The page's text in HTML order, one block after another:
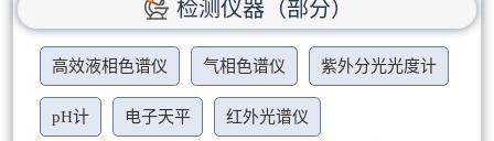
检测仪器（部分）
高效液相色谱仪 气相色谱仪 紫外分光光度计
pH计 电子天平 红外光谱仪